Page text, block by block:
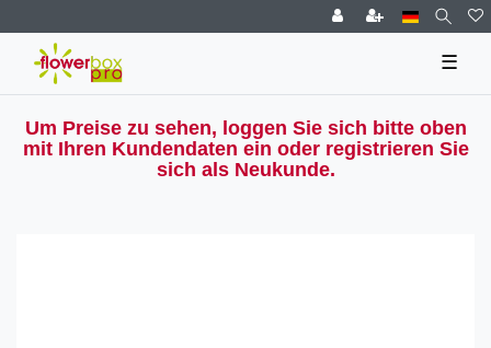
☰
Um Preise zu sehen, loggen Sie sich bitte oben
mit Ihren Kundendaten ein oder registrieren Sie
sich als Neukunde.